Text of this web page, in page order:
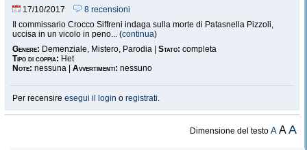
17/10/2017
8 recensioni
Il commissario Crocco Siffreni indaga sulla morte di Patasnella Pizzoli,
uccisa in un vicolo in peno... (continua)
Genere: Demenziale, Mistero, Parodia | Stato: completa
Tipo di coppia: Het
Note: nessuna | Avvertimenti: nessuno
Per recensire esegui il login o registrati.
Dimensione del testoA AA